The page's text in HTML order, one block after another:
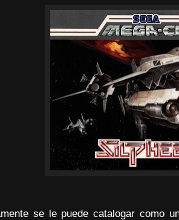
se le puede catalogar como